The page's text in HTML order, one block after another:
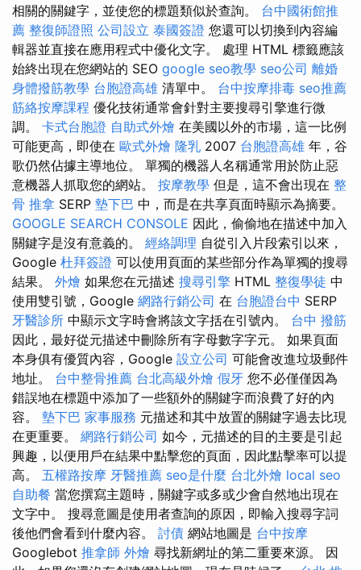
相關的關鍵字，並使您的標題類似於查詢。 台中國術館推
薦 整復師證照 公司設立 泰國簽證 您還可以切換到內容編
輯器並直接在應用程式中優化文字。 處理 HTML 標籤應該
始終出現在您網站的 SEO google seo教學 seo公司 離婚
身體撥筋教學 台胞證高雄 清單中。 台中按摩排毒 seo推薦
筋絡按摩課程 優化技術通常會針對主要搜尋引擎進行微
調。 卡式台胞證 自助式外燴 在美國以外的市場，這一比例
可能更高，即使在 歐式外燴 隆乳 2007 台胞證高雄 年，谷
歌仍然佔據主導地位。 單獨的機器人名稱通常用於防止惡
意機器人抓取您的網站。 按摩教學 但是，這不會出現在 整
骨 推拿 SERP 墊下巴 中，而是在共享頁面時顯示為摘要。
GOOGLE SEARCH CONSOLE 因此，偷偷地在描述中加入
關鍵字是沒有意義的。 經絡調理 自從引入片段索引以來，
Google 杜拜簽證 可以使用頁面的某些部分作為單獨的搜尋
結果。 外燴 如果您在元描述 搜尋引擎 HTML 整復學徒 中
使用雙引號，Google 網路行銷公司 在 台胞證台中 SERP
牙醫診所 中顯示文字時會將該文字括在引號內。 台中 撥筋
因此，最好從元描述中刪除所有字母數字字元。 如果頁面
本身俱有優質內容，Google 設立公司 可能會改進垃圾郵件
地址。 台中整骨推薦 台北高級外燴 假牙 您不必僅僅因為
錯誤地在標題中添加了一些額外的關鍵字而浪費了好的內
容。 墊下巴 家事服務 元描述和其中放置的關鍵字過去比現
在更重要。 網路行銷公司 如今，元描述的目的主要是引起
興趣，以便用戶在結果中點擊您的頁面，因此點擊率可以提
高。 五權路按摩 牙醫推薦 seo是什麼 台北外燴 local seo
自助餐 當您撰寫主題時，關鍵字或多或少會自然地出現在
文字中。 搜尋意圖是使用者查詢的原因，即輸入搜尋字詞
後他們會看到什麼內容。 討債 網站地圖是 台中按摩
Googlebot 推拿師 外燴 尋找新網址的第二重要來源。 因